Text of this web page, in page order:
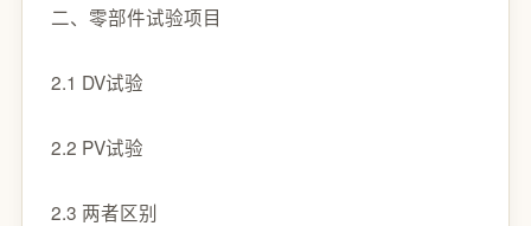
二、零部件试验项目
2.1 DV试验
2.2 PV试验
2.3 两者区别